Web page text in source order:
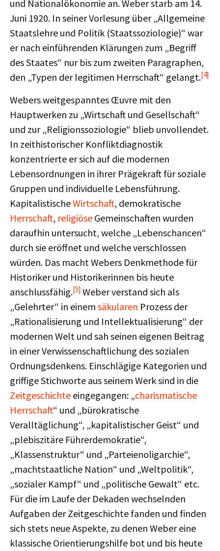
und Nationalökonomie an. Weber starb am 14.
Juni 1920. In seiner Vorlesung über „Allgemeine
Staatslehre und Politik (Staatssoziologie)“ war
er nach einführenden Klärungen zum „Begriff
des Staates“ nur bis zum zweiten Paragraphen,
den „Typen der legitimen Herrschaft“ gelangt.[4]
Webers weitgespanntes Œuvre mit den
Hauptwerken zu „Wirtschaft und Gesellschaft“
und zur „Religionssoziologie“ blieb unvollendet.
In zeithistorischer Konfliktdiagnostik
konzentrierte er sich auf die modernen
Lebensordnungen in ihrer Prägekraft für soziale
Gruppen und individuelle Lebensführung.
KapitalistischeWirtschaft, demokratische
Herrschaft, religiöse Gemeinschaften wurden
daraufhin untersucht, welche „Lebenschancen“
durch sie eröffnet und welche verschlossen
würden. Das macht Webers Denkmethode für
Historiker und Historikerinnen bis heute
anschlussfähig.[5] Weber verstand sich als
„Gelehrter“ in einem säkularen Prozess der
„Rationalisierung und Intellektualisierung“ der
modernen Welt und sah seinen eigenen Beitrag
in einer Verwissenschaftlichung des sozialen
Ordnungsdenkens. Einschlägige Kategorien und
griffige Stichworte aus seinem Werk sind in die
Zeitgeschichte eingegangen: „charismatische
Herrschaft“ und „bürokratische
Veralltäglichung“, „kapitalistischer Geist“ und
„plebiszitäre Führerdemokratie“,
„Klassenstruktur“ und „Parteienoligarchie“,
„machtstaatliche Nation“ und „Weltpolitik“,
„sozialer Kampf“ und „politische Gewalt“ etc.
Für die im Laufe der Dekaden wechselnden
Aufgaben der Zeitgeschichte fanden und finden
sich stets neue Aspekte, zu denen Weber eine
klassische Orientierungshilfe bot und bis heute